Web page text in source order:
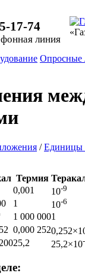
17-74
линия
Опросные
/Единицы
Термия
0,001 10-9
1 10-6
1 000 0001
0,000 252
25,2 25,2×10